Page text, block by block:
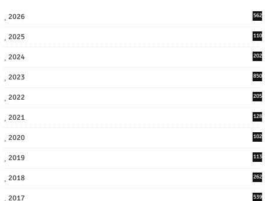
2026 562
2025
110
2024
202
2023 850
2022
205
2021
128
2020
102
2019
113
2018
262
2017
539